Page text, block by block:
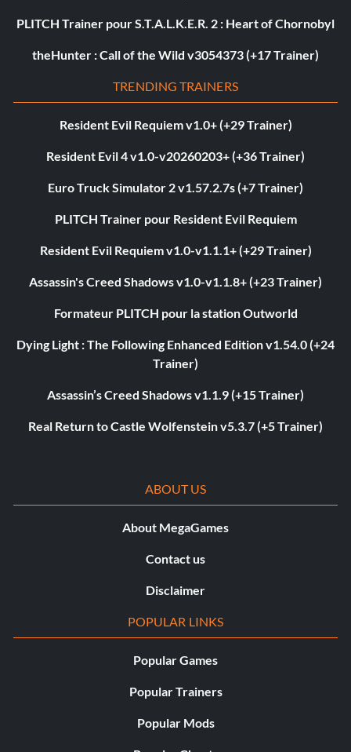
PLITCH Trainer pour S.T.A.L.K.E.R. 2 : Heart of Chornobyl
theHunter : Call of the Wild v3054373 (+17 Trainer)
TRENDING TRAINERS
Resident Evil Requiem v1.0+ (+29 Trainer)
Resident Evil 4 v1.0-v20260203+ (+36 Trainer)
Euro Truck Simulator 2 v1.57.2.7s (+7 Trainer)
PLITCH Trainer pour Resident Evil Requiem
Resident Evil Requiem v1.0-v1.1.1+ (+29 Trainer)
Assassin's Creed Shadows v1.0-v1.1.8+ (+23 Trainer)
Formateur PLITCH pour la station Outworld
Dying Light : The Following Enhanced Edition v1.54.0 (+24
Trainer)
Assassin’s Creed Shadows v1.1.9 (+15 Trainer)
Real Return to Castle Wolfenstein v5.3.7 (+5 Trainer)
ABOUT US
About MegaGames
Contact us
Disclaimer
POPULAR LINKS
Popular Games
Popular Trainers
Popular Mods